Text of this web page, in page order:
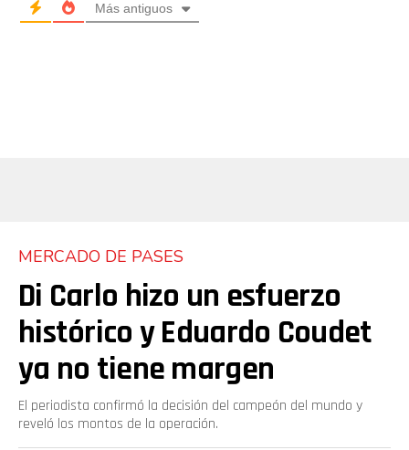
Más antiguos
MERCADO DE PASES
Di Carlo hizo un esfuerzo
histórico y Eduardo Coudet
ya no tiene margen
El periodista confirmó la decisión del campeón del mundo y
reveló los montos de la operación.